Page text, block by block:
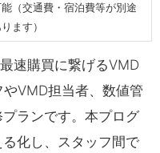
（交通費・宿泊費等が別途
ます）
速購買に繋げるVMD
VMD担当者、数値管
ランです。本プログ
化し、スタッフ間で